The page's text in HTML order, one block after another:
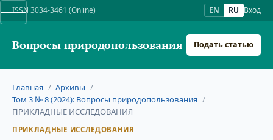
ISSN 3034-3461 (Online) EN RU Вход
Вопросы природопользования Подать статью
Главная / Архивы /
Том 3 № 8 (2024): Вопросы природопользования /
ПРИКЛАДНЫЕ ИССЛЕДОВАНИЯ
ПРИКЛАДНЫЕ ИССЛЕДОВАНИЯ